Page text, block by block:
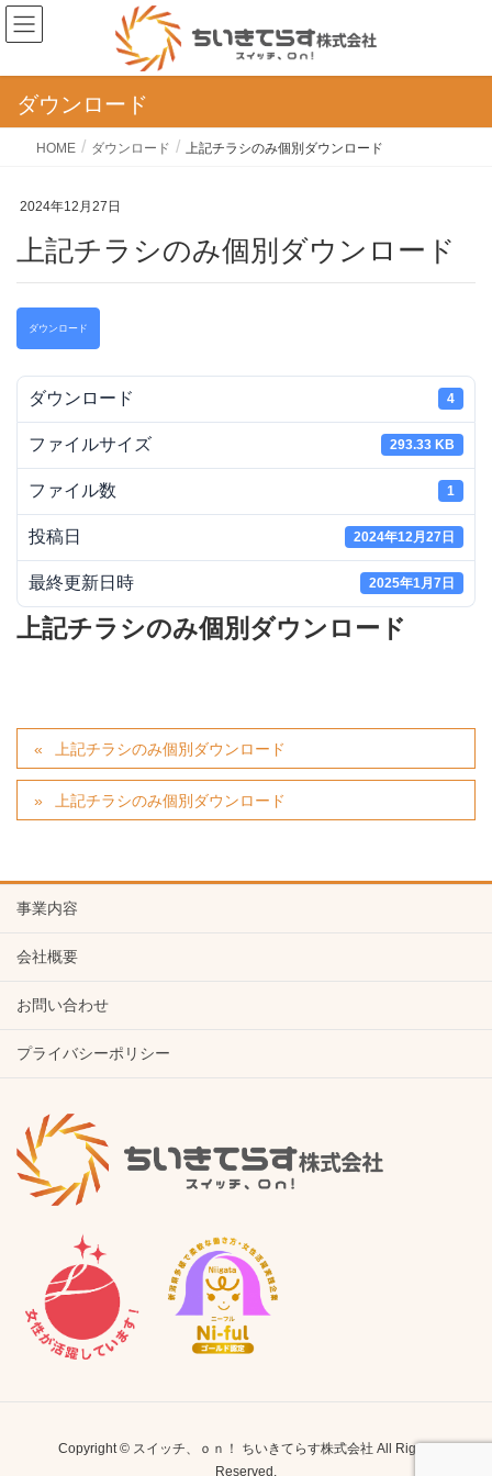
ダウンロード
HOME ダウンロード 上記チラシのみ個別ダウンロード
2024年12月27日
上記チラシのみ個別ダウンロード
ダウンロード
ダウンロード 4
ファイルサイズ 293.33 KB
ファイル数 1
投稿日 2024年12月27日
最終更新日時 2025年1月7日
上記チラシのみ個別ダウンロード
上記チラシのみ個別ダウンロード
上記チラシのみ個別ダウンロード
事業内容
会社概要
お問い合わせ
プライバシーポリシー
Copyright © スイッチ、ｏｎ！ ちいきてらす株式会社 All Rights
Reserved.